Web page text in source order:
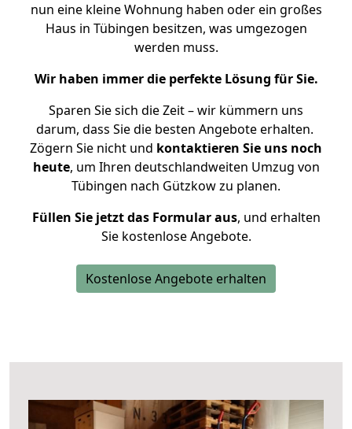
nun eine kleine Wohnung haben oder ein großes
Haus in Tübingen besitzen, was umgezogen
werden muss.
Wir haben immer die perfekte Lösung für Sie.
Sparen Sie sich die Zeit – wir kümmern uns
darum, dass Sie die besten Angebote erhalten.
Zögern Sie nicht und kontaktieren Sie uns noch
heute, um Ihren deutschlandweiten Umzug von
Tübingen nach Gützkow zu planen.
Füllen Sie jetzt das Formular aus, und erhalten
Sie kostenlose Angebote.
Kostenlose Angebote erhalten